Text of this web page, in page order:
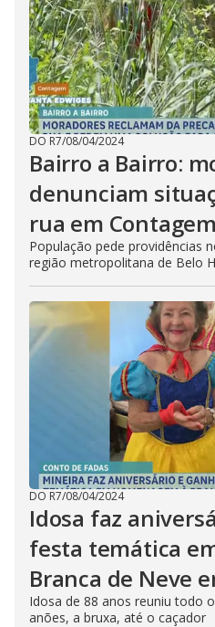
DO R7/08/04/2024
Bairro a Bairro:
denunciam
rua em
População pede providências
região metropolitana de Belo
DO R7/08/04/2024
Idosa faz
festa temática
Branca de Neve
Idosa de 88 anos reuniu todo
anões, a bruxa, até o caçador